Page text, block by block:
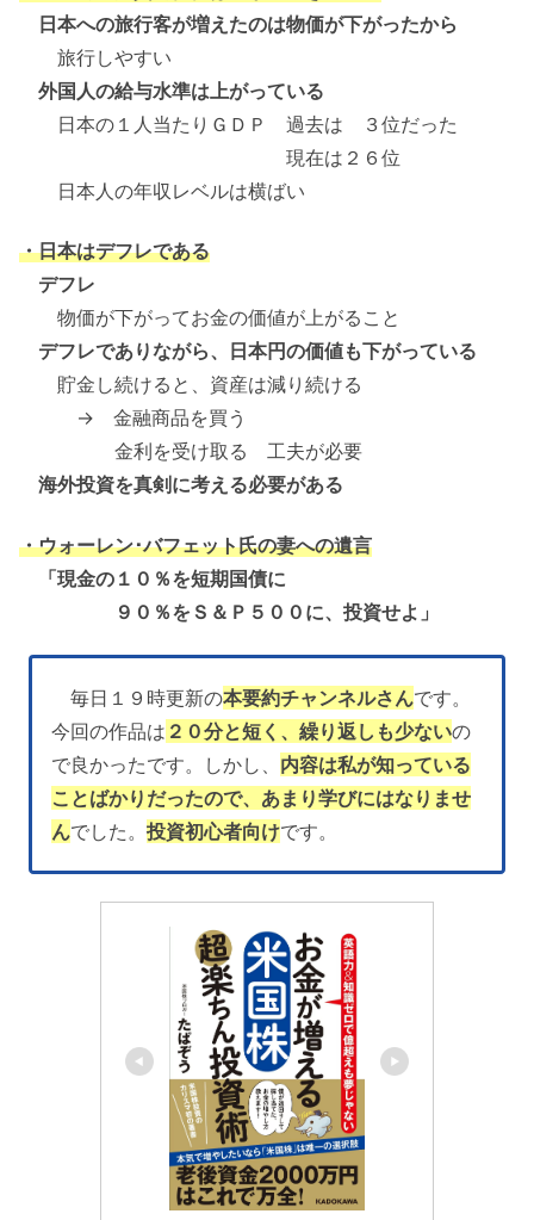
日本への旅行客が増えたのは物価が下がったから
旅行しやすい
外国人の給与水準は上がっている
日本の１人当たりＧＤＰ 過去は ３位だった
現在は２６位
日本人の年収レベルは横ばい
・日本はデフレである
デフレ
物価が下がってお金の価値が上がること
デフレでありながら、日本円の価値も下がっている
貯金し続けると、資産は減り続ける
→ 金融商品を買う
金利を受け取る 工夫が必要
海外投資を真剣に考える必要がある
・ウォーレン･バフェット氏の妻への遺言
「現金の１０％を短期国債に
９０％をＳ＆Ｐ５００に、投資せよ」
毎日１９時更新の本要約チャンネルさんです。
今回の作品は ２０分と短く、繰り返しも少ないの
で良かったです。しかし、 内容は私が知っている
ことばかりだったので、あまり学びにはなりませ
んでした。投資初心者向けです。